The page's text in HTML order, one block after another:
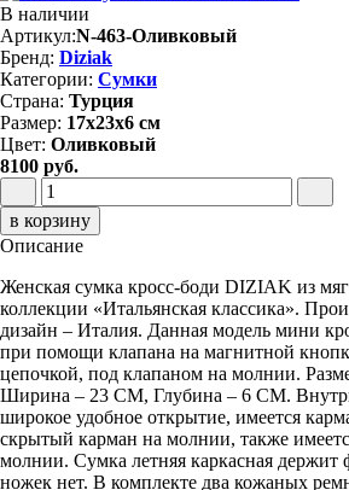
В наличии
Артикул:N-463-Оливковый
Бренд: Diziak
Категории: Сумки
Страна: Турция
Размер: 17х23х6 см
Цвет: Оливковый
8100 руб.
в корзину
Описание
Женская сумка кросс-боди DIZIAK из
коллекции «Итальянская классика».
дизайн – Италия. Данная модель мини
при помощи клапана на магнитной
цепочкой, под клапаном на молнии.
Ширина – 23 СМ, Глубина – 6 СМ.
широкое удобное открытие, имеется
скрытый карман на молнии, также
молнии. Сумка летняя каркасная
ножек нет. В комплекте два кожаных